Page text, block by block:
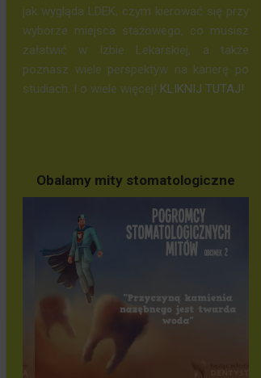
jak wygląda LDEK, czym kierować się przy
wyborze miejsca stażowego, co musisz
załatwić w Izbie Lekarskiej, a także
poznasz wiele perspektyw na karierę po
studiach. I o wiele więcej! KLIKNIJ TUTAJ!
Obalamy mity stomatologiczne